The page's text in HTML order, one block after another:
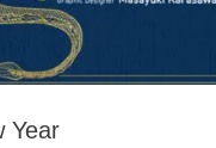
Year